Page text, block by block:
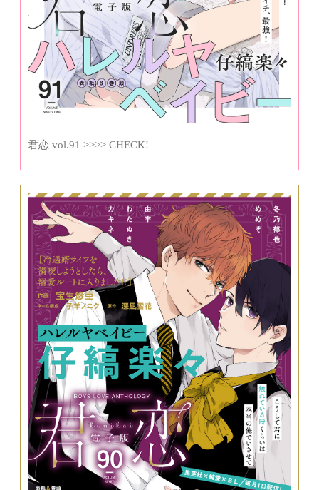
君恋 vol.91 >>>> CHECK!